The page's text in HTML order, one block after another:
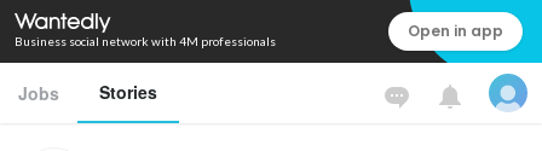
Business social network with 4M professionals Open in app
Jobs Stories